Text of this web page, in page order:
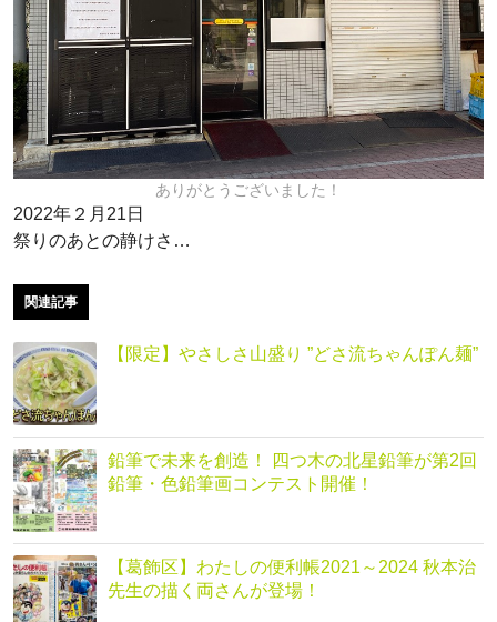
ありがとうございました！
2022年２月21日
祭りのあとの静けさ…
関連記事
【限定】やさしさ山盛り ”どさ流ちゃんぽん麺”
鉛筆で未来を創造！ 四つ木の北星鉛筆が第2回
鉛筆・色鉛筆画コンテスト開催！
【葛飾区】わたしの便利帳2021～2024 秋本治
先生の描く両さんが登場！